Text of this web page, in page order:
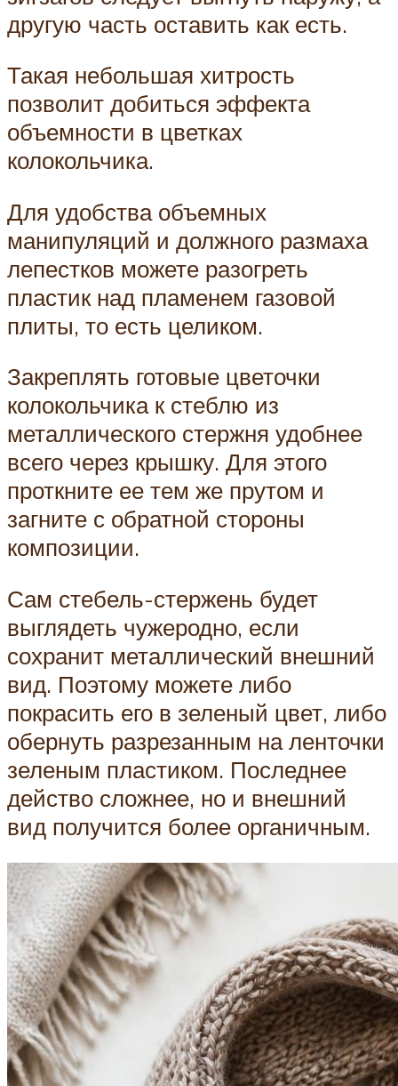
другую часть оставить как есть.
Такая небольшая хитрость
позволит добиться эффекта
объемности в цветках
колокольчика.
Для удобства объемных
манипуляций и должного размаха
лепестков можете разогреть
пластик над пламенем газовой
плиты, то есть целиком.
Закреплять готовые цветочки
колокольчика к стеблю из
металлического стержня удобнее
всего через крышку. Для этого
проткните ее тем же прутом и
загните с обратной стороны
композиции.
Сам стебель-стержень будет
выглядеть чужеродно, если
сохранит металлический внешний
вид. Поэтому можете либо
покрасить его в зеленый цвет, либо
обернуть разрезанным на ленточки
зеленым пластиком. Последнее
действо сложнее, но и внешний
вид получится более органичным.